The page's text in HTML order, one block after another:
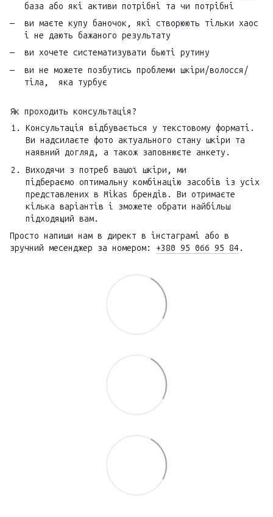
база або які активи потрібні та чи потрібні
ви маєте купу баночок, які створюють тільки хаос
і не дають бажаного результату
ви хочете систематизувати бьюті рутину
ви не можете позбутись проблеми шкіри/волосся/
тіла, яка турбує
Як проходить консультація?
Консультація відбувається у текстовому форматі.
Ви надсилаєте фото актуального стану шкіри та
наявний догляд, а також заповнюєте анкету.
Виходячи з потреб вашої шкіри, ми
підбераємо оптимальну комбінацію засобів із усіх
представлених в Mikas брендів. Ви отримаєте
кілька варіантів і зможете обрати найбільш
підходящий вам.
Просто напиши нам в директ в інстаграмі або в
зручний месенджер за номером: +380 95 066 95 84.